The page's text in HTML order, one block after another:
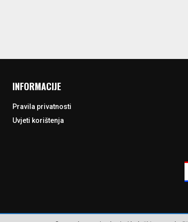
INFORMACIJE
Pravila privatnosti
Uvjeti korištenja